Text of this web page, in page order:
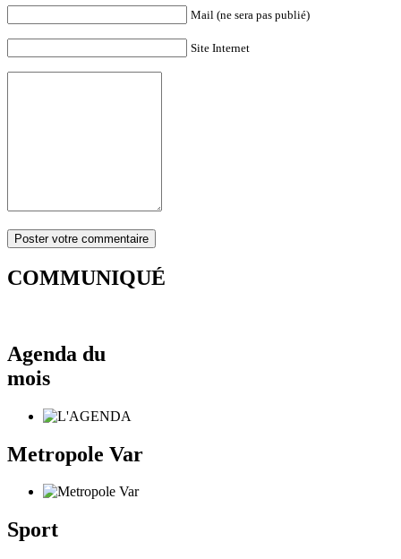
Mail (ne sera pas publié)
Site Internet
COMMUNIQUÉ
Agenda du
mois
Metropole Var
Sport